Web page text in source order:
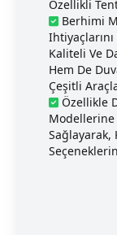
Özellikli
Berhimi
Kaliteli Ve
Hem De
Çeşitli
Özellikle
Modellerine
Sağlayarak,